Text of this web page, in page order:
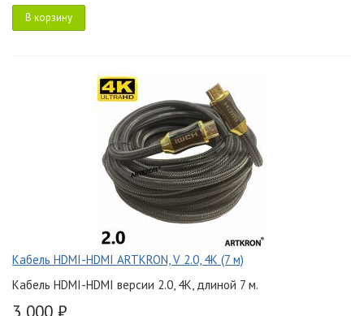
В корзину
Кабель HDMI-HDMI ARTKRON, V 2.0, 4K (7 м)
Кабель HDMI-HDMI версии 2.0, 4K, длиной 7 м.
3 000 ₽